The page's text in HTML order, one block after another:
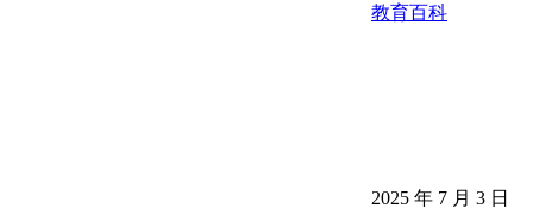
教育百科
2025 年 7 月 3 日